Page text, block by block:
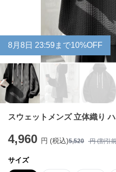
8月 8日 23:59まで10%OFF
スウェットメンズ 立体織り
4,960 円 (税込)5,520 円 (割引
サイズ